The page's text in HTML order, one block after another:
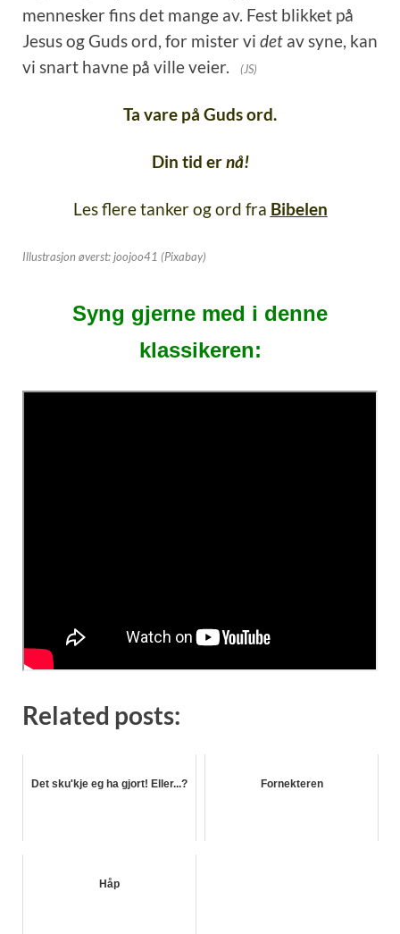
mennesker fins det mange av. Fest blikket på
Jesus og Guds ord, for mister vi det av syne, kan
vi snart havne på ville veier.
(JS)
Ta vare på Guds ord.
Din tid ernå!
Les flere tanker og ord fra Bibelen
Illustrasjon øverst: joojoo41 (Pixabay)
Syng gjerne med i denne
klassikeren:
Related posts:
Det sku'kje eg ha gjort! Eller...? Fornekteren
Håp